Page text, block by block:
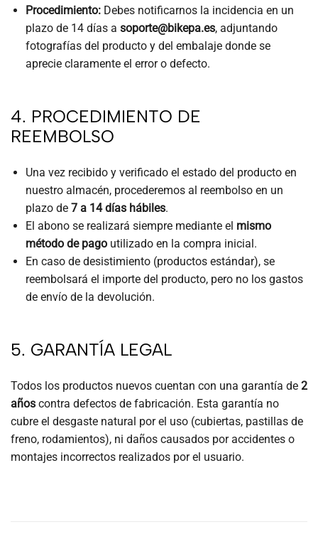
Procedimiento:Debes notificarnos la incidencia en un
plazo de 14 días a soporte@bikepa.es, adjuntando
fotografías del producto y del embalaje donde se
aprecie claramente el error o defecto.
4. PROCEDIMIENTO DE
REEMBOLSO
Una vez recibido y verificado el estado del producto en
nuestro almacén, procederemos al reembolso en un
plazo de 7 a 14 días hábiles.
El abono se realizará siempre mediante el mismo
método de pagoutilizado en la compra inicial.
En caso de desistimiento (productos estándar), se
reembolsará el importe del producto, pero no los gastos
de envío de la devolución.
5. GARANTÍA LEGAL
Todos los productos nuevos cuentan con una garantía de 2
años contra defectos de fabricación. Esta garantía no
cubre el desgaste natural por el uso (cubiertas, pastillas de
freno, rodamientos), ni daños causados por accidentes o
montajes incorrectos realizados por el usuario.